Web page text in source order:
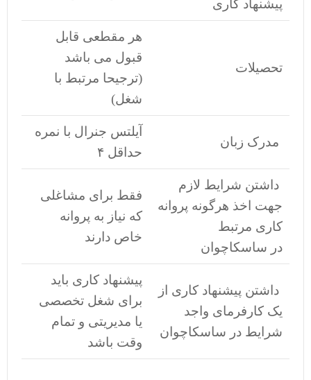
پیشنهاد کاری
تحصیلات
هر مقطعی قابل
قبول می باشد
(ترجیحا مرتبط با
شغل)
مدرک زبان
آیلتس جنرال با نمره
حداقل ۴
داشتن شرایط لازم
جهت اخذ هرگونه پروانه
کاری مرتبط
در ساسکاچوان
فقط برای مشاغلی
که نیاز به پروانه
خاص دارند
داشتن پیشنهاد کاری از
یک کارفرمای واجد
شرایط در ساسکاچوان
پیشنهاد کاری باید
برای شغل تخصصی
یا مدیریتی و تمام
وقت باشد